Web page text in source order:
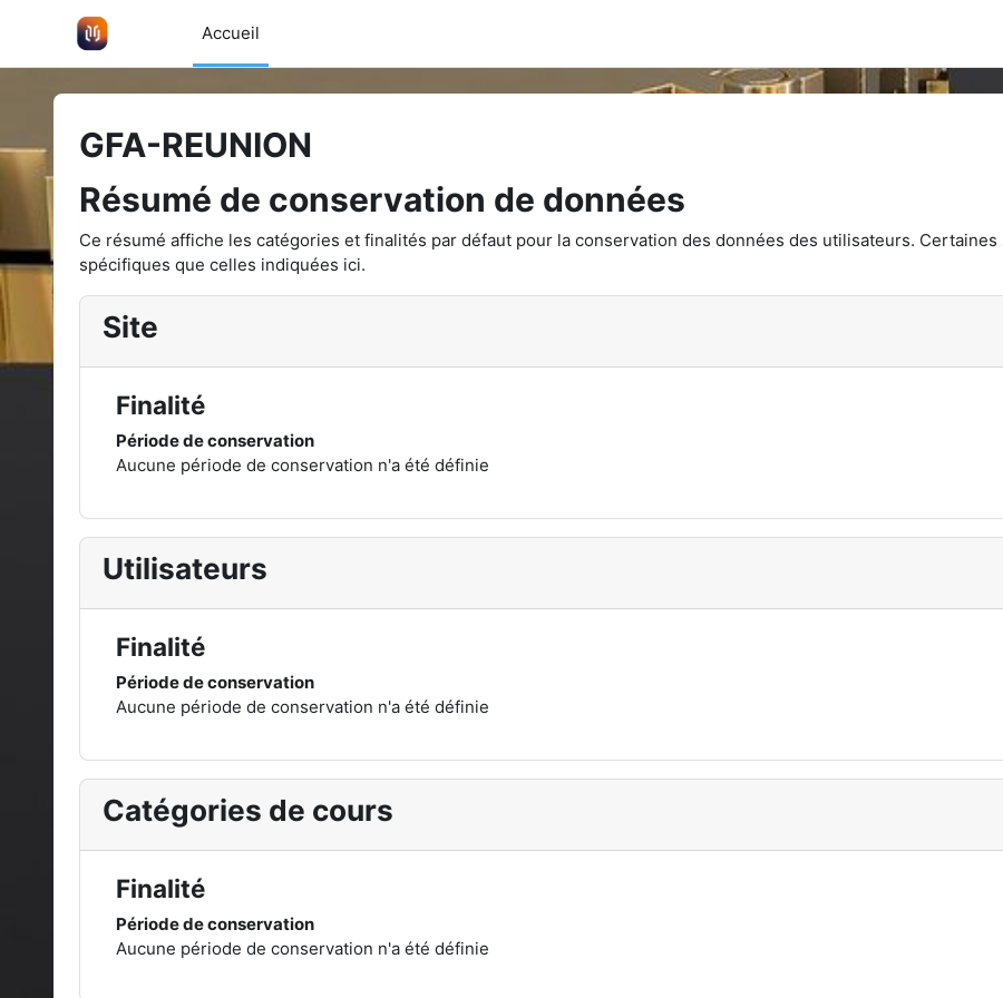
Passer au contenu principal
Accueil
GFA-REUNION
Résumé de conservation de données
Ce résumé affiche les catégories et finalités par défaut pour la conservation des données des utilisateurs.
spécifiques que celles indiquées ici.
Site
Finalité
Période de conservation
Aucune période de conservation n'a été définie
Utilisateurs
Finalité
Période de conservation
Aucune période de conservation n'a été définie
Catégories de cours
Finalité
Période de conservation
Aucune période de conservation n'a été définie